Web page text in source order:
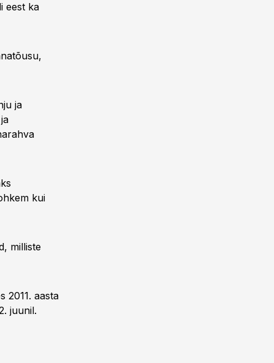
eest ka
ja
kui
milliste
2011. aasta
juunil.